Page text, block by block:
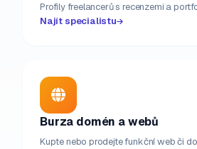
Profily freelancerů s recenzemi a
Najít specialistu
Burza domén a webů
Kupte nebo prodejte funkční web či